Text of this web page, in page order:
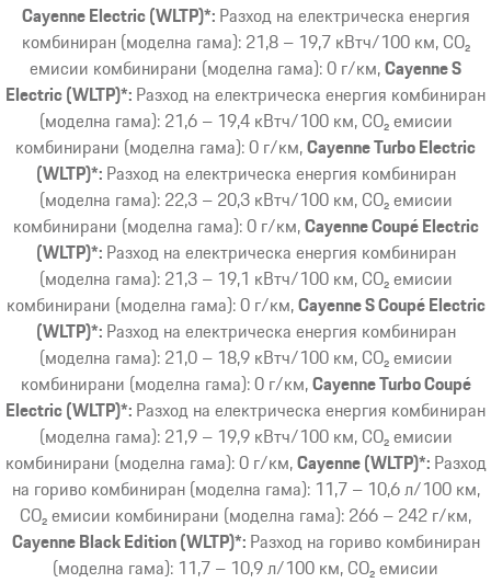
Cayenne Electric (WLTP)*: Разход на електрическа енергия
комбиниран (моделна гама): 21,8 – 19,7 кВтч/100 км, CO₂
емисии комбинирани (моделна гама): 0 г/км Cayenne S
Electric (WLTP)*: Разход на електрическа енергия комбиниран
(моделна гама): 21,6 – 19,4 кВтч/100 км, CO₂ емисии
комбинирани (моделна гама): 0 г/км Cayenne Turbo Electric
(WLTP)*: Разход на електрическа енергия комбиниран
(моделна гама): 22,3 – 20,3 кВтч/100 км, CO₂ емисии
комбинирани (моделна гама): 0 г/км Cayenne Coupé Electric
(WLTP)*: Разход на електрическа енергия комбиниран
(моделна гама): 21,3 – 19,1 кВтч/100 км, CO₂ емисии
комбинирани (моделна гама): 0 г/км Cayenne S Coupé Electric
(WLTP)*: Разход на електрическа енергия комбиниран
(моделна гама): 21,0 – 18,9 кВтч/100 км, CO₂ емисии
комбинирани (моделна гама): 0 г/км Cayenne Turbo Coupé
Electric (WLTP)*: Разход на електрическа енергия комбиниран
(моделна гама): 21,9 – 19,9 кВтч/100 км, CO₂ емисии
комбинирани (моделна гама): 0 г/км Cayenne (WLTP)*: Разход
на гориво комбиниран (моделна гама): 11,7 – 10,6 л/100 км,
CO₂ емисии комбинирани (моделна гама): 266 – 242 г/км
Cayenne Black Edition (WLTP)*: Разход на гориво комбиниран
(моделна гама): 11,7 – 10,9 л/100 км, CO₂ емисии